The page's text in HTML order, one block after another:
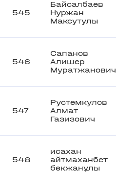
545
Байсалбаев
Нуржан
Максутулы
546
Сапанов
Алишер
Муратжанович
547
Рустемкулов
Алмат
Газизович
548
исахан
айтмаханбет
бекжанұлы